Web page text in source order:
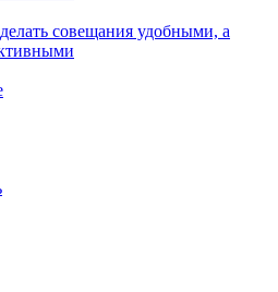
совещания удобными, а